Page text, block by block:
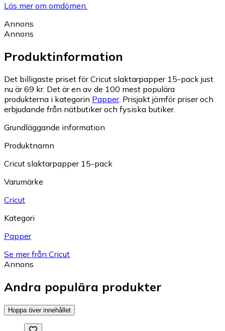
Läs mer om omdömen.
Annons
Annons
Produktinformation
Det billigaste priset för Cricut slaktarpapper 15-pack just
nu är 69 kr. Det är en av de 100 mest populära
produkterna i kategorin Papper. Prisjakt jämför priser och
erbjudande från nätbutiker och fysiska butiker.
Grundläggande information
Produktnamn
Cricut slaktarpapper 15-pack
Varumärke
Cricut
Kategori
Papper
Se mer från Cricut
Annons
Andra populära produkter
Hoppa över innehållet